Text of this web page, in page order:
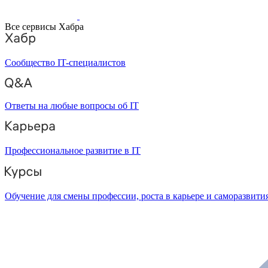
Все сервисы Хабра
Сообщество IT-специалистов
Ответы на любые вопросы об IT
Профессиональное развитие в IT
Обучение для смены профессии, роста в карьере и